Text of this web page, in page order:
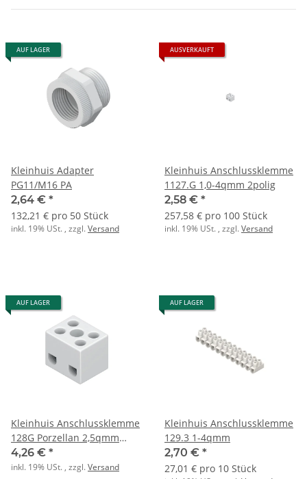
AUF LAGER
Kleinhuis Adapter
PG11/M16 PA
2,64 € *
132,21 € pro 50 Stück
inkl. 19% USt. , zzgl.Versand
AUSVERKAUFT
Kleinhuis Anschlussklemme
1127.G 1,0-4qmm 2polig
2,58 € *
257,58 € pro 100 Stück
inkl. 19% USt. , zzgl.Versand
AUF LAGER
Kleinhuis Anschlussklemme
128G Porzellan 2,5qmm
3polig
4,26 € *
inkl. 19% USt. , zzgl.Versand
AUF LAGER
Kleinhuis Anschlussklemme
129.3 1-4qmm
2,70 € *
27,01 € pro 10 Stück